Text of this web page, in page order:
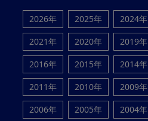
2026年 2025年 2024年
2021年
2020年 2019年
2016年
2015年 2014年
2011年
2010年 2009年
2006年
2005年 2004年